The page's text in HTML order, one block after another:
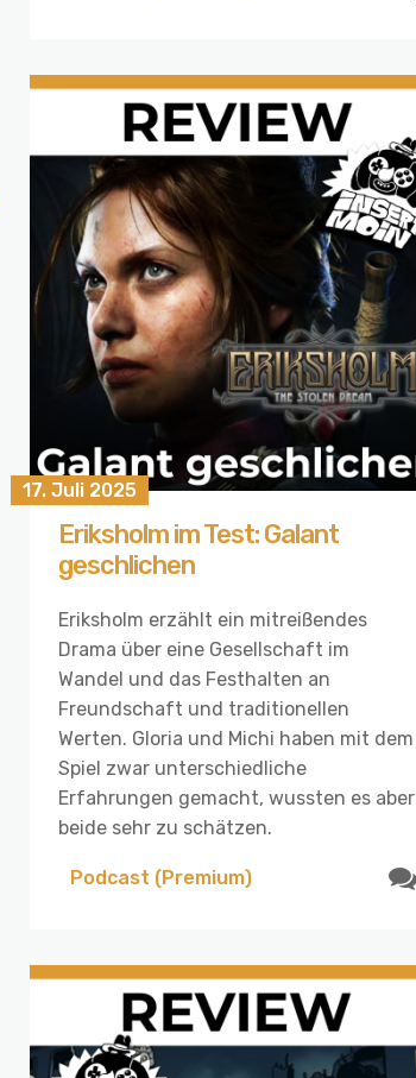
17. Juli 2025
Eriksholm im Test: Galant
geschlichen
Eriksholm erzählt ein mitreißendes
Drama über eine Gesellschaft im
Wandel und das Festhalten an
Freundschaft und traditionellen
Werten. Gloria und Michi haben mit dem
Spiel zwar unterschiedliche
Erfahrungen gemacht, wussten es aber
beide sehr zu schätzen.
Podcast (Premium)